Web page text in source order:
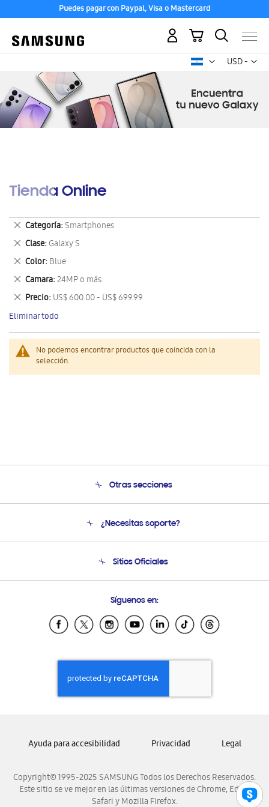
Puedes pagar con Paypal, Visa o Mastercard
USD -
dólar
Mi carrito
Tienda Online
No podemos encontrar productos que coincida con la
selección.
Categoría Smartphones
Eliminar
este
artículo
Clase Galaxy S
Eliminar
este
artículo
Color Blue
Eliminar
este
artículo
Camara 24MP o más
Eliminar
este
artículo
Precio US$ 600.00 - US$ 699.99
Eliminar
este
artículo
Eliminar todo
Otras secciones
Soporte
¿Necesitas soporte?
Soporte vía eMail
Sitios Oficiales
Samsung Ecuador
Samsung El Salvador
Samsung Honduras
Samsung Nicaragua
Samsung Panamá
Samsung Venezuela
Síguenos en:
Copyright© 1995-2025 SAMSUNG Todos los Derechos Reservados.
Este sitio se ve mejor en las últimas versiones de Chrome, Edge,
Safari y Mozilla Firefox.
Ayuda para accesibilidad Privacidad Legal